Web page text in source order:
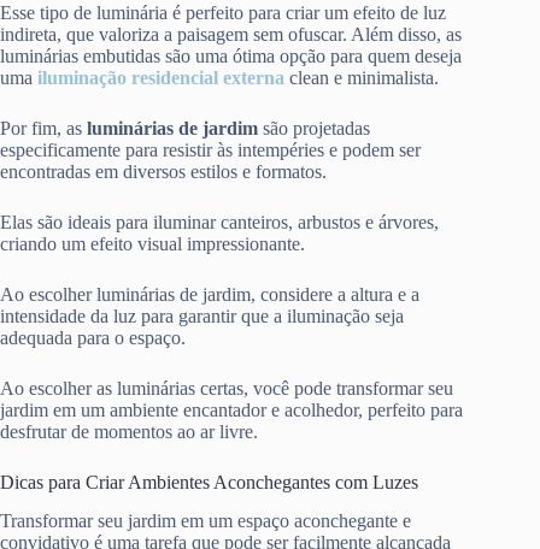
Esse tipo de luminária é perfeito para criar um efeito de luz
indireta, que valoriza a paisagem sem ofuscar. Além disso, as
luminárias embutidas são uma ótima opção para quem deseja
uma iluminação residencial externa clean e minimalista.
Por fim, as luminárias de jardim são projetadas
especificamente para resistir às intempéries e podem ser
encontradas em diversos estilos e formatos.
Elas são ideais para iluminar canteiros, arbustos e árvores,
criando um efeito visual impressionante.
Ao escolher luminárias de jardim, considere a altura e a
intensidade da luz para garantir que a iluminação seja
adequada para o espaço.
Ao escolher as luminárias certas, você pode transformar seu
jardim em um ambiente encantador e acolhedor, perfeito para
desfrutar de momentos ao ar livre.
Dicas para Criar Ambientes Aconchegantes com Luzes
Transformar seu jardim em um espaço aconchegante e
convidativo é uma tarefa que pode ser facilmente alcançada